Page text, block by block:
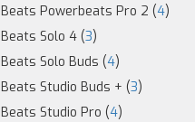
Beats Powerbeats Pro 2 (4)
Beats Solo 4 (3)
Beats Solo Buds (4)
Beats Studio Buds + (3)
Beats Studio Pro (4)